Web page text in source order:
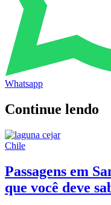
Whatsapp
Continue lendo
Chile
Passagens em
que você deve